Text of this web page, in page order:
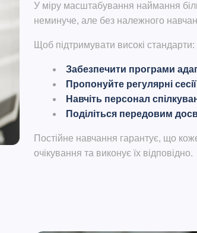
У міру масштабування наймання
неминуче, але без належного
Щоб підтримувати високі стандарти:
Забезпечити програми
Пропонуйте регулярні
Навчіть персонал
Поділіться передовим
Постійне навчання гарантує, що
очікування та виконує їх відповідно.